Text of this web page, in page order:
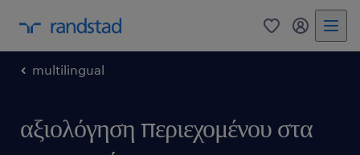
0 my
multilingual
αξιολόγηση περιεχομένου στα